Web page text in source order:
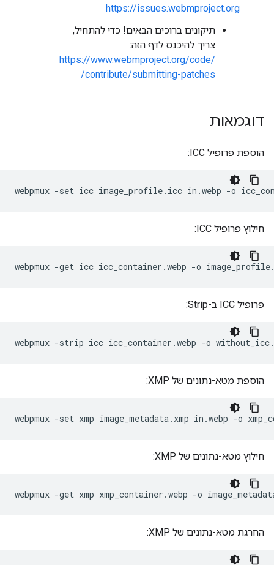
https://issues.webmproject.org
תיקונים ברוכים הבאים! כדי להתחיל,
צריך להיכנס לדף הזה:
https://www.webmproject.org/code/
contribute/submitting-patches/
דוגמאות
הוספת פרופיל ICC:
חילוץ פרופיל ICC:
פרופיל ICC ב-Strip:
הוספת מטא-נתונים של XMP:
חילוץ מטא-נתונים של XMP:
החרגת מטא-נתונים של XMP: